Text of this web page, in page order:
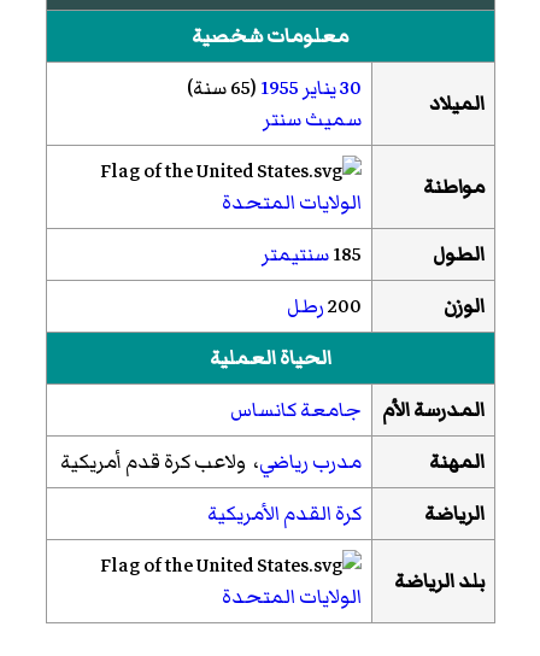
معلومات شخصية
الميلاد 30 يناير 1955(65 سنة)
سميث سنتر
مواطنة
الولايات المتحدة
الطول
185سنتيمتر
الوزن
200رطل
الحياة العملية
المدرسة الأم
جامعة كانساس
المهنة
مدرب رياضي، ولاعب كرة قدم أمريكية
الرياضة
كرة القدم الأمريكية
بلد الرياضة الولايات المتحدة